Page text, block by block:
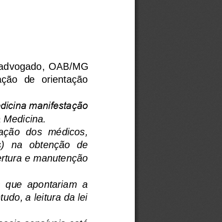
advogado,  OAB/MG
de  orientação
manifestação
dos  médicos,
na   obtenção   de
e manutenção
que  apontariam  a
a leitura da lei